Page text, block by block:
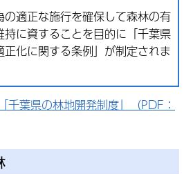
の適正な施行を確保して森林の有
持に資することを目的に「千葉県
化に関する条例」が制定されま
千葉県の林地開発制度」（PDF：